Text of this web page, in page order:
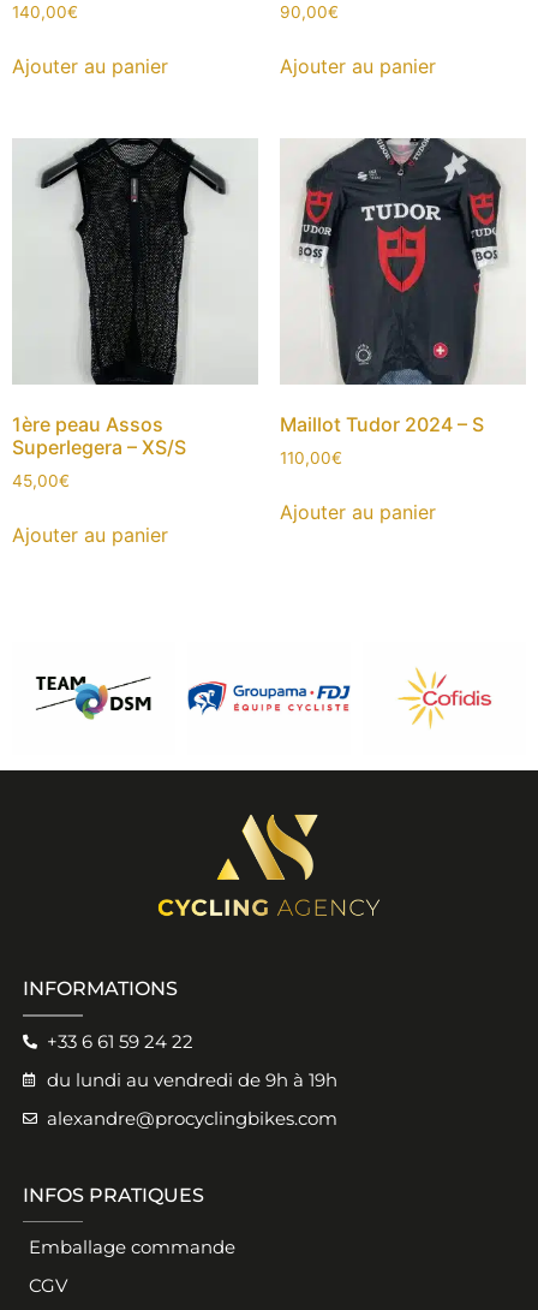
140,00€
Ajouter au panier
90,00€
Ajouter au panier
1ère peau Assos
Superlegera – XS/S
45,00€
Ajouter au panier
Maillot Tudor 2024 – S
110,00€
Ajouter au panier
INFORMATIONS
+33 6 61 59 24 22
du lundi au vendredi de 9h à 19h
alexandre@procyclingbikes.com
INFOS PRATIQUES
Emballage commande
CGV